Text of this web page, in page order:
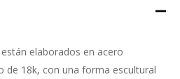
elaborados en acero
de 18k, con una forma escultural